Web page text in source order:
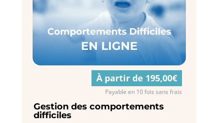
À partir de 195,00€
Payable en 10 fois sans frais
Gestion des comportements
difficiles